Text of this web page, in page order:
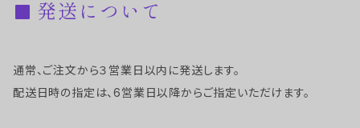
発送について
通常、ご注文から３営業日以内に発送します。
配送日時の指定は、6営業日以降からご指定いただけます。